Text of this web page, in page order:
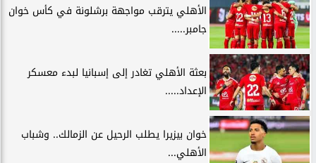
الأهلي يترقب مواجهة برشلونة في كأس خوان
جامبر.....
بعثة الأهلي تغادر إلى إسبانيا لبدء معسكر
الإعداد.....
خوان بيزيرا يطلب الرحيل عن الزمالك.. وشباب
الأهلي...